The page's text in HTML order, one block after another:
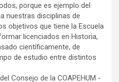
porque es ejemplo del
nuestras disciplinas de
objetivos que tiene la Escuela
licenciados en Historia,
científicamente, de
de estudio entre distintos
Consejo de la COAPEHUM -